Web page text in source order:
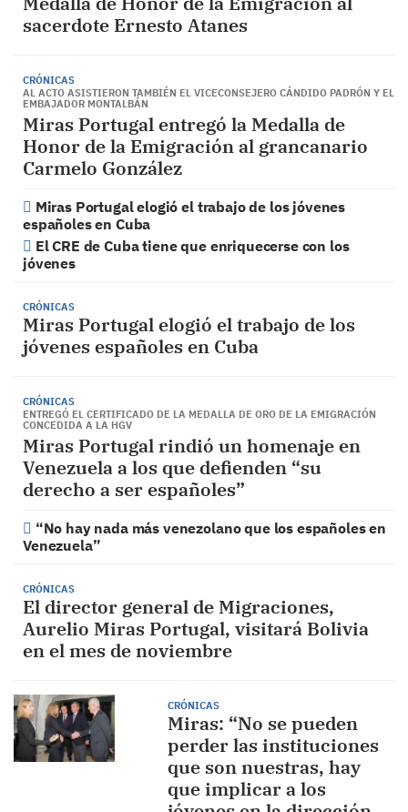
sacerdote Ernesto Atanes
CRÓNICAS
AL ACTO ASISTIERON TAMBIÉN EL VICECONSEJERO CÁNDIDO PADRÓN Y EL
EMBAJADOR MONTALBÁN
Miras Portugal entregó la Medalla de
Honor de la Emigración al grancanario
Carmelo González
Miras Portugal elogió el trabajo de los jóvenes
españoles en Cuba
El CRE de Cuba tiene que enriquecerse con los
jóvenes
CRÓNICAS
Miras Portugal elogió el trabajo de los
jóvenes españoles en Cuba
CRÓNICAS
ENTREGÓ EL CERTIFICADO DE LA MEDALLA DE ORO DE LA EMIGRACIÓN
CONCEDIDA A LA HGV
Miras Portugal rindió un homenaje en
Venezuela a los que defienden “su
derecho a ser españoles”
“No hay nada más venezolano que los españoles en
Venezuela”
CRÓNICAS
El director general de Migraciones,
Aurelio Miras Portugal, visitará Bolivia
en el mes de noviembre
CRÓNICAS
Miras: “No se pueden
perder las instituciones
que son nuestras, hay
que implicar a los